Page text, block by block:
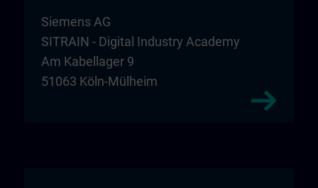
Siemens AG
SITRAIN - Digital Industry Academy
Am Kabellager 9
51063 Köln-Mülheim